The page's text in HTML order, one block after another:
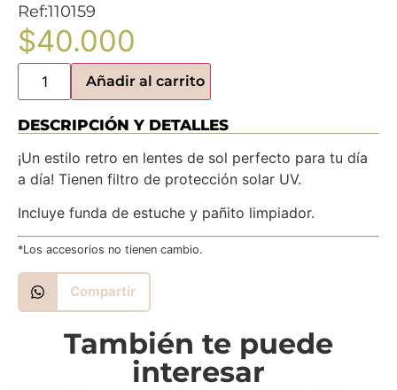
Ref:110159
$40.000
Añadir al carrito
DESCRIPCIÓN Y DETALLES
¡Un estilo retro en lentes de sol perfecto para tu día
a día! Tienen filtro de protección solar UV.
Incluye funda de estuche y pañito limpiador.
*Los accesorios no tienen cambio.
Compartir
También te puede
interesar